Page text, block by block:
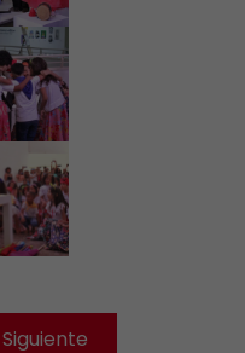
Siguiente